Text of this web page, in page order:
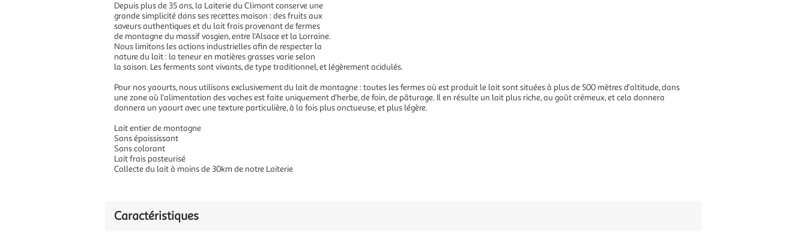
Depuis plus de 35 ans, la Laiterie du Climont conserve une
grande simplicité dans ses recettes maison : des fruits aux
saveurs authentiques et du lait frais provenant de fermes
de montagne du massif vosgien, entre l'Alsace et la Lorraine.
Nous limitons les actions industrielles afin de respecter la
nature du lait : la teneur en matières grasses varie selon
la saison. Les ferments sont vivants, de type traditionnel, et légèrement acidulés.
Pour nos yaourts, nous utilisons exclusivement du lait de montagne : toutes les fermes où est produit le lait sont situées à plus de 500 mètres d'altitude, dans
une zone où l'alimentation des vaches est faite uniquement d'herbe, de foin, de pâturage. Il en résulte un lait plus riche, au goût crémeux, et cela donnera
donnera un yaourt avec une texture particulière, à la fois plus onctueuse, et plus légère.
Lait entier de montagne
Sans épaississant
Sans colorant
Lait frais pasteurisé
Collecte du lait à moins de 30km de notre Laiterie
Caractéristiques